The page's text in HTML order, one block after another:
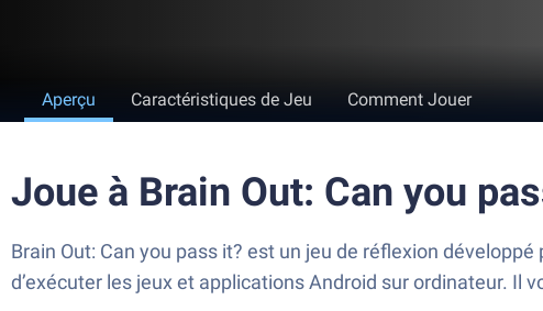
Aperçu Caractéristiques de Jeu Comment Jouer
Joue à Brain Out: Can you
Brain Out: Can you pass it? est un jeu de réflexion
d’exécuter les jeux et applications Android sur ordinateur. Il